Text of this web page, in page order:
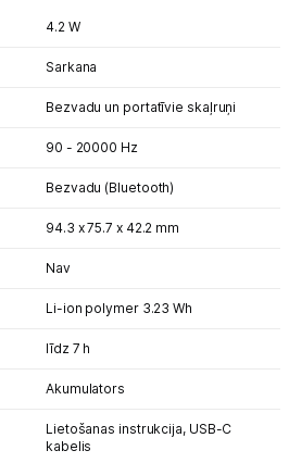
4.2 W
Sarkana
Bezvadu un portatīvie skaļruņi
90 - 20000 Hz
Bezvadu (Bluetooth)
94.3 x 75.7 x 42.2 mm
Nav
Li-ion polymer 3.23 Wh
līdz 7 h
Akumulators
Lietošanas instrukcija, USB-C
kabelis